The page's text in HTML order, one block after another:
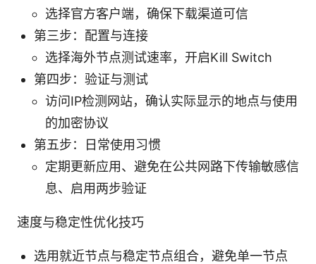
选择官方客户端，确保下载渠道可信
第三步：配置与连接
选择海外节点测试速率，开启Kill Switch
第四步：验证与测试
访问IP检测网站，确认实际显示的地点与使用
的加密协议
第五步：日常使用习惯
定期更新应用、避免在公共网路下传输敏感信
息、启用两步验证
速度与稳定性优化技巧
选用就近节点与稳定节点组合，避免单一节点